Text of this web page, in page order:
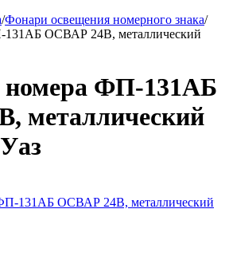
/Фонари освещения номерного знака/
131АБ ОСВАР 24В, металлический
номера ФП-131АБ
металлический